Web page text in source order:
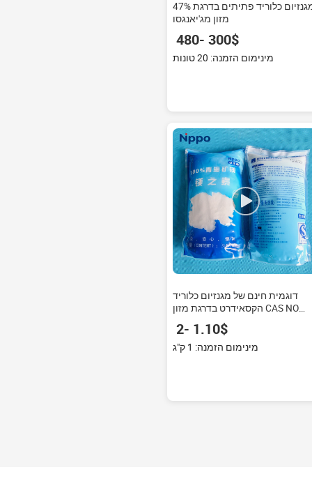
47% מגנזיום כלוריד פתיתים בדרגת
מזון מג'יאנגסו
‏300 ‏-‏480 ‏$
מינימום הזמנה: 20 טונות
דוגמית חינם של מגנזיום כלוריד
הקסאידרט בדרגת מזון CAS NO
‏1.10 ‏-‏2 ‏$
מינימום הזמנה: 1 ק"ג